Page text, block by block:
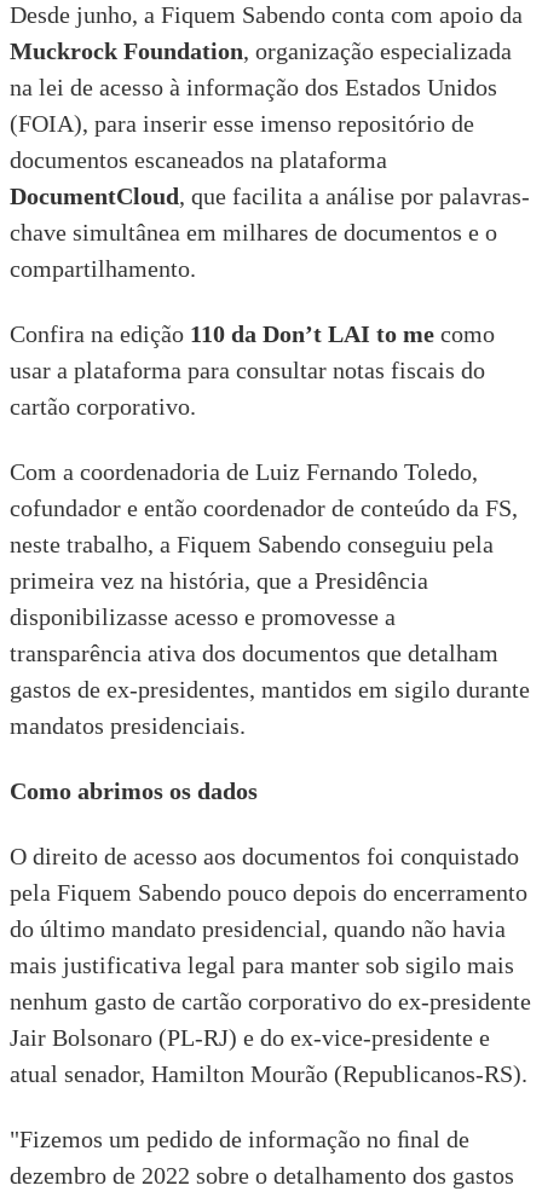
Desde junho, a Fiquem Sabendo conta com apoio da
Muckrock Foundation, organização especializada
na lei de acesso à informação dos Estados Unidos
(FOIA), para inserir esse imenso repositório de
documentos escaneados na plataforma
DocumentCloud, que facilita a análise por palavras-
chave simultânea em milhares de documentos e o
compartilhamento.
Confira na edição 110 da Don’t LAI to me como
usar a plataforma para consultar notas fiscais do
cartão corporativo.
Com a coordenadoria de Luiz Fernando Toledo,
cofundador e então coordenador de conteúdo da FS,
neste trabalho, a Fiquem Sabendo conseguiu pela
primeira vez na história, que a Presidência
disponibilizasse acesso e promovesse a
transparência ativa dos documentos que detalham
gastos de ex-presidentes, mantidos em sigilo durante
mandatos presidenciais.
Como abrimos os dados
O direito de acesso aos documentos foi conquistado
pela Fiquem Sabendo pouco depois do encerramento
do último mandato presidencial, quando não havia
mais justificativa legal para manter sob sigilo mais
nenhum gasto de cartão corporativo do ex-presidente
Jair Bolsonaro (PL-RJ) e do ex-vice-presidente e
atual senador, Hamilton Mourão (Republicanos-RS).
"Fizemos um pedido de informação no ﬁnal de
dezembro de 2022 sobre o detalhamento dos gastos